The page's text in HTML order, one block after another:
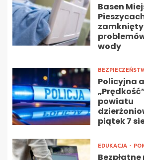
Basen
wody
Policyjna
powiatu
piątek 7
EDUKACJA